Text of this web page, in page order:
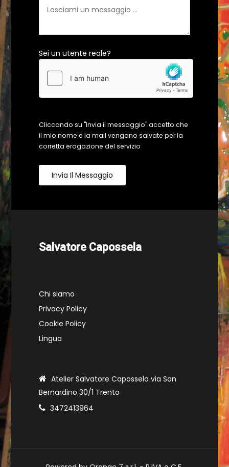
Sei un utente reale?
Cliccando su "Invia il messaggio" accetto che
il mio nome e la mail vengano salvate per la
corretta erogazione del servizio
Invia Il Messaggio
Salvatore Capossela
Chi siamo
Privacy Policy
Cookie Policy
Lingua
Atelier Salvatore Capossela via San
Bernardino 30/1 Trento
3472413964